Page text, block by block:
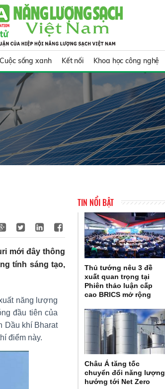
Cuộc sống xanh Kết nối Khoa học công nghệ
mới đây thông
tính sáng tạo,
năng lượng
đầu tiên của
Dầu khí Bharat
điểm này.
TIN NỔI BẬT
Thủ tướng nêu 3 đề
xuất quan trọng tại
Phiên thảo luận cấp
cao BRICS mở rộng
Châu Á tăng tốc
chuyển đổi năng lượng
hướng tới Net Zero